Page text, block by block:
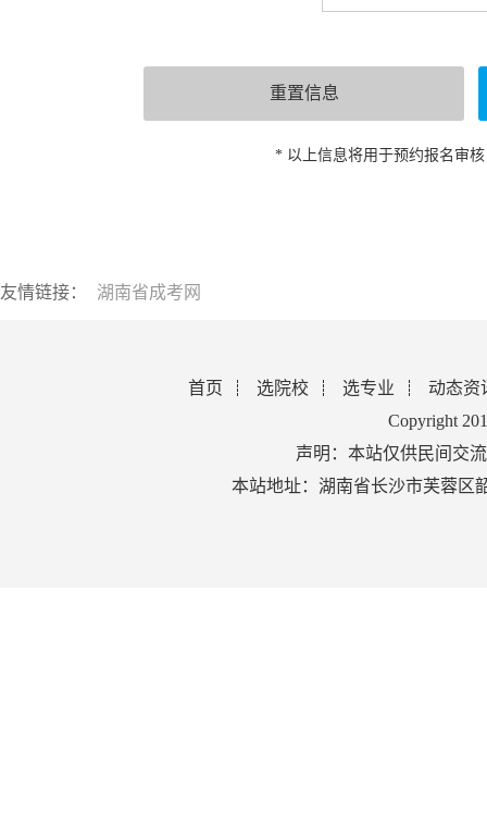
* 以上信息将用于预约报名审
友情链接： 湖南省成考网
首页 选院校 选专业
动态资
Copyright
声明：本站仅供民间交
本站地址：湖南省长沙市芙蓉区